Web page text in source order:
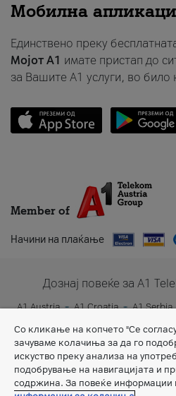
Мобилна
Единствено преку
Мојот A1 имате пристап до
за Вашите A1 услуги, во било
Member of
Начини на плаќање
Дознај повеќе за A1
A1 Austria A1 Croatia A1 Serbia
Со кликање на копчето "Се
зачуваме колачиња за да го
искуство преку анализа на
подобрување на навигацијата и
содржина. За повеќе информации